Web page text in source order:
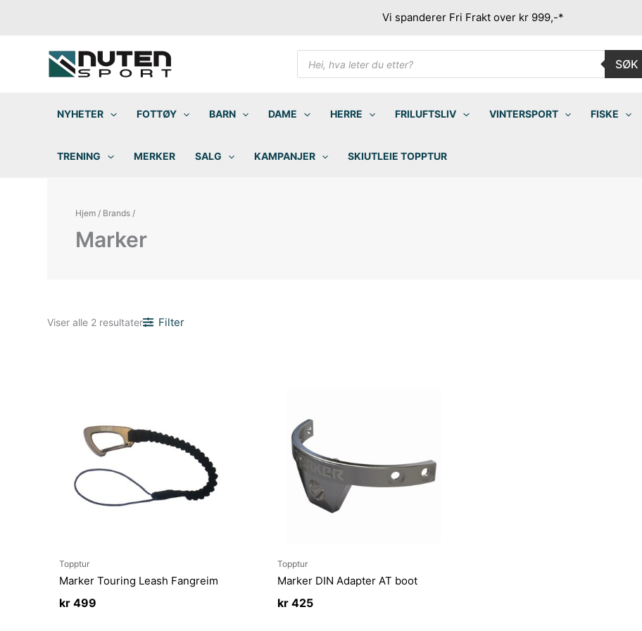
Vi spanderer Fri Frakt over kr 999,-*
Products
search
SØK
NYHETER FOTTØY BARN DAME HERRE FRILUFTSLIV VINTERSPORT FISKE
TRENING MERKER SALG KAMPANJER SKIUTLEIE TOPPTUR
Hjem / Brands /
Marker
Viser alle 2 resultaterSortert
Filter
Topptur
Marker Touring Leash Fangreim
kr 499
Topptur
Marker DIN Adapter AT boot
kr425